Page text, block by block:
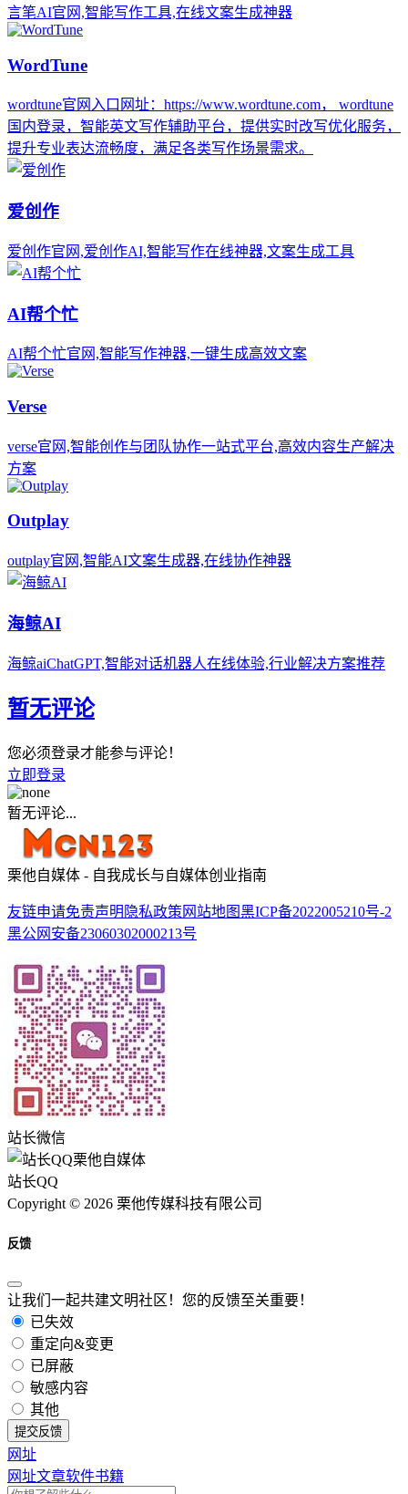
言笔AI官网,智能写作工具,在线文案生成神器
WordTune
wordtune官网入口网址：https://www.wordtune.com， wordtune
国内登录，智能英文写作辅助平台，提供实时改写优化服务，
提升专业表达流畅度，满足各类写作场景需求。
爱创作
爱创作官网,爱创作AI,智能写作在线神器,文案生成工具
AI帮个忙
AI帮个忙官网,智能写作神器,一键生成高效文案
Verse
verse官网,智能创作与团队协作一站式平台,高效内容生产解决
方案
Outplay
outplay官网,智能AI文案生成器,在线协作神器
海鲸AI
海鲸aiChatGPT,智能对话机器人在线体验,行业解决方案推荐
暂无评论
您必须登录才能参与评论！
立即登录
暂无评论...
栗他自媒体 - 自我成长与自媒体创业指南
友链申请免责声明 隐私政策 网站地图黑ICP备2022005210号-2
黑公网安备23060302000213号
站长微信
站长QQ
Copyright © 2026 栗他传媒科技有限公司
反馈
让我们一起共建文明社区！您的反馈至关重要！
已失效
重定向&变更
已屏蔽
敏感内容
其他
提交反馈
网址
网址文章软件书籍